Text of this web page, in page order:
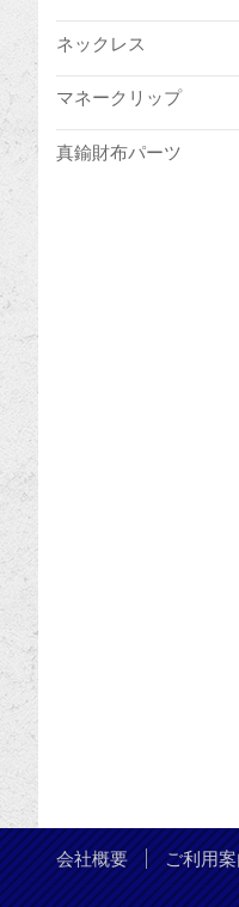
ネックレス
マネークリップ
真鍮財布パーツ
会社概要 ご利用